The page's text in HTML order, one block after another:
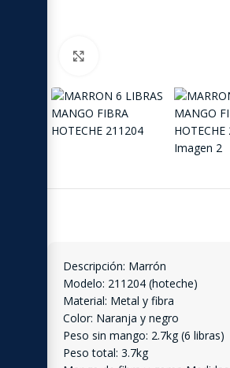
Descripción: Marrón
Modelo: 211204 (hoteche)
Material: Metal y fibra
Color: Naranja y negro
Peso sin mango: 2.7kg (6 libras)
Peso total: 3.7kg